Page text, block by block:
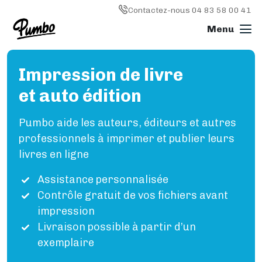
Contactez-nous 04 83 58 00 41
Image
Imprimer un livre
L'IMPRESSION EN GÉNÉRAL
Livre broché
Livre relié
Reliure spirale (wire'o)
Magazine
Types de papier
IMPRESSION OFFSET
Impression offset
Comment ça marche ?
Impression de livre
et auto édition
Pumbo aide les auteurs, éditeurs et autres
professionnels à imprimer et publier leurs
livres en ligne
Assistance personnalisée
Contrôle gratuit de vos fichiers avant
impression
Livraison possible à partir d’un
exemplaire